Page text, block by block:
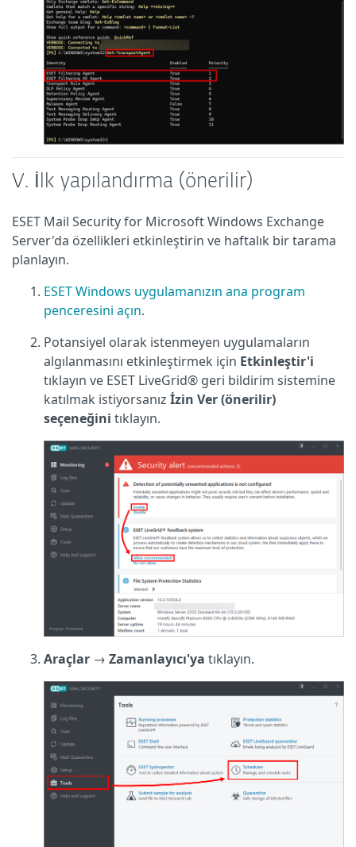
V. İlk yapılandırma (önerilir)
ESET Mail Security for Microsoft Windows Exchange
Server'da özellikleri etkinleştirin ve haftalık bir tarama
planlayın.
ESET Windows uygulamanızın ana program
penceresini açın.
Potansiyel olarak istenmeyen uygulamaların
algılanmasını etkinleştirmek için Etkinleştir'i
tıklayın ve ESET LiveGrid® geri bildirim sistemine
katılmak istiyorsanız İzin Ver (önerilir)
seçeneğini tıklayın.
Araçlar → Zamanlayıcı'ya tıklayın.